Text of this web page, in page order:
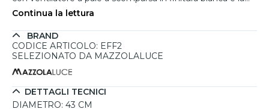
scelta ideale per ambienti fino a 13 m². Perfetta per
unico corpo luce LED dimmerabile e ventilazione
regolabile, garantendo massimo comfort senza ingombri
regolabile da 2700K a 5000K, mentre le 9 velocità
selezionabili, tra cui la modalità notturna silenziosa,
permettono una ventilazione su misura. Il motore da 25W
Continua la lettura
BRAND
CODICE ARTICOLO: EFF2
SELEZIONATO DA MAZZOLALUCE
DETTAGLI TECNICI
DIAMETRO: 43 CM